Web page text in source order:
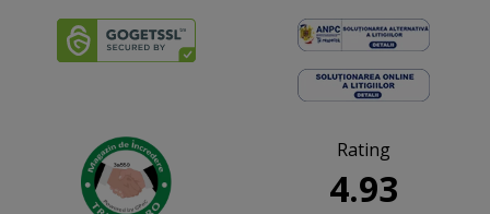
Rating
4.93